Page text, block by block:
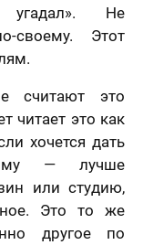
угадал». Не
своему. Этот
считают это
читает это как
хочется дать
— лучше
или студию,
Это то же
другое по